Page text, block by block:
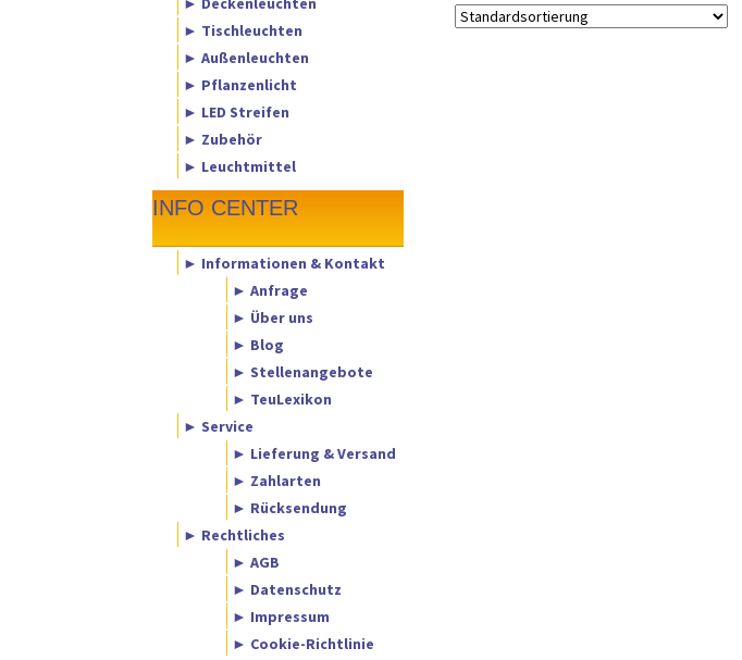
► Tischleuchten
► Außenleuchten
► Pflanzenlicht
► LED Streifen
► Zubehör
► Leuchtmittel
INFO CENTER
► Informationen & Kontakt
► Anfrage
► Über uns
► Blog
► Stellenangebote
► TeuLexikon
► Service
► Lieferung & Versand
► Zahlarten
► Rücksendung
► Rechtliches
► AGB
► Datenschutz
► Impressum
► Cookie-Richtlinie